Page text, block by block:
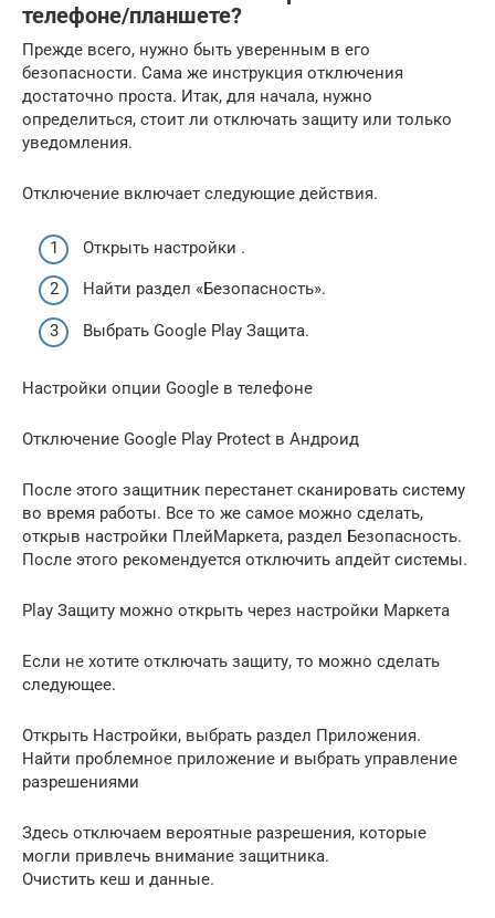
телефоне/планшете?
Прежде всего, нужно быть уверенным в его
безопасности. Сама же инструкция отключения
достаточно проста. Итак, для начала, нужно
определиться, стоит ли отключать защиту или только
уведомления.
Отключение включает следующие действия.
Открыть настройки .
Найти раздел «Безопасность».
Выбрать Google Play Защита.
Настройки опции Google в телефоне
Отключение Google Play Protect в Андроид
После этого защитник перестанет сканировать систему
во время работы. Все то же самое можно сделать,
открыв настройки ПлейМаркета, раздел Безопасность.
После этого рекомендуется отключить апдейт системы.
Play Защиту можно открыть через настройки Маркета
Если не хотите отключать защиту, то можно сделать
следующее.
Открыть Настройки, выбрать раздел Приложения.
Найти проблемное приложение и выбрать управление
разрешениями
Здесь отключаем вероятные разрешения, которые
могли привлечь внимание защитника.
Очистить кеш и данные.